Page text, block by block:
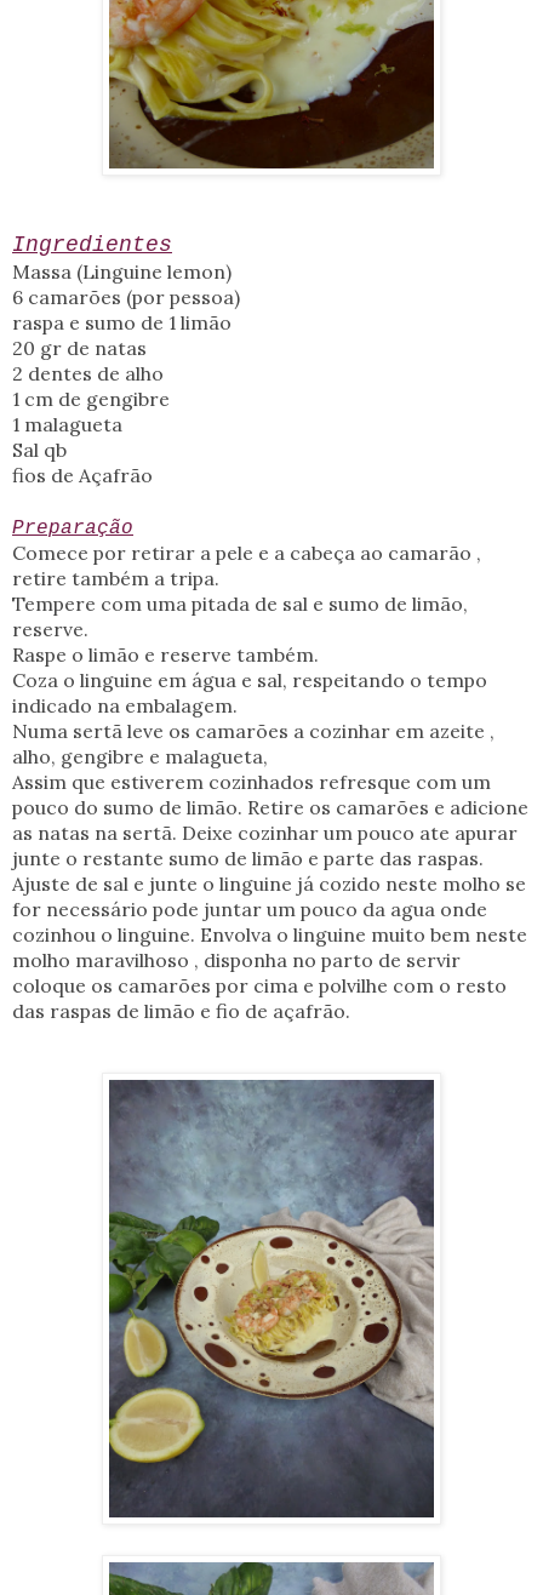
Ingredientes
Massa (Linguine lemon)
6 camarões (por pessoa)
raspa e sumo de 1 limão
20 gr de natas
2 dentes de alho
1 cm de gengibre
1 malagueta
Sal qb
fios de Açafrão
Preparação
Comece por retirar a pele e a cabeça ao camarão ,
retire também a tripa.
Tempere com uma pitada de sal e sumo de limão,
reserve.
Raspe o limão e reserve também.
Coza o linguine em água e sal, respeitando o tempo
indicado na embalagem.
Numa sertã leve os camarões a cozinhar em azeite ,
alho, gengibre e malagueta,
Assim que estiverem cozinhados refresque com um
pouco do sumo de limão. Retire os camarões e adicione
as natas na sertã. Deixe cozinhar um pouco ate apurar
junte o restante sumo de limão e parte das raspas.
Ajuste de sal e junte o linguine já cozido neste molho se
for necessário pode juntar um pouco da agua onde
cozinhou o linguine. Envolva o linguine muito bem neste
molho maravilhoso , disponha no parto de servir
coloque os camarões por cima e polvilhe com o resto
das raspas de limão e fio de açafrão.